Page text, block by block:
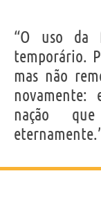
“O uso da
temporário.
mas não
novamente:
nação